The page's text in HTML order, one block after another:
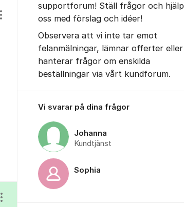
Visa/dölj inställningar för inlägg/kommentar
Visa/dölj inställningar för inlägg/kommentar
supportforum! Ställ frågor och hjälp
oss med förslag och idéer!
Observera att vi inte tar emot
felanmälningar, lämnar offerter eller
hanterar frågor om enskilda
beställningar via vårt kundforum.
Vi svarar på dina frågor
Johanna
Kundtjänst
Sophia